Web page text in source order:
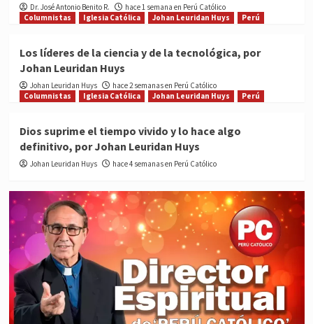
Dr. José Antonio Benito R.
hace 1 semana en Perú Católico
Columnistas
Iglesia Católica Johan Leuridan Huys Perú
Los líderes de la ciencia y de la tecnológica, por
Johan Leuridan Huys
Johan Leuridan Huys
hace 2 semanas en Perú Católico
Columnistas
Iglesia Católica Johan Leuridan Huys Perú
Dios suprime el tiempo vivido y lo hace algo
definitivo, por Johan Leuridan Huys
Johan Leuridan Huys hace 4 semanas en Perú Católico